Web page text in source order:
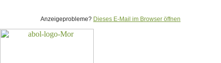
Anzeigeprobleme? Dieses E-Mail im Browser öffnen